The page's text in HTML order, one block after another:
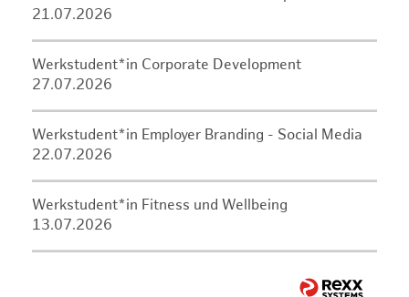
21.07.2026
Werkstudent*in Corporate Development
27.07.2026
Werkstudent*in Employer Branding - Social Media
22.07.2026
Werkstudent*in Fitness und Wellbeing
13.07.2026